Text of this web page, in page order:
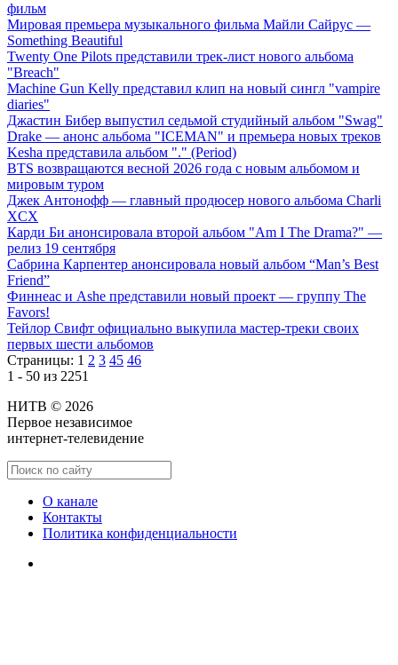
фильм
Мировая премьера музыкального фильма Майли Сайрус —
Something Beautiful
Twenty One Pilots представили трек-лист нового альбома
"Breach"
Machine Gun Kelly представил клип на новый сингл "vampire
diaries"
Джастин Бибер выпустил седьмой студийный альбом "Swag"
Drake — анонс альбома "ICEMAN" и премьера новых треков
Kesha представила альбом "." (Period)
BTS возвращаются весной 2026 года с новым альбомом и
мировым туром
Джек Антонофф — главный продюсер нового альбома Charli
XCX
Карди Би анонсировала второй альбом "Am I The Drama?" —
релиз 19 сентября
Сабрина Карпентер анонсировала новый альбом “Man’s Best
Friend”
Финнеас и Ashe представили новый проект — группу The
Favors!
Тейлор Свифт официально выкупила мастер-треки своих
первых шести альбомов
Страницы: 1 2 3 45 46
1 - 50 из 2251
НИТВ © 2026
Первое независимое
интернет-телевидение
О канале
Контакты
Политика конфиденциальности